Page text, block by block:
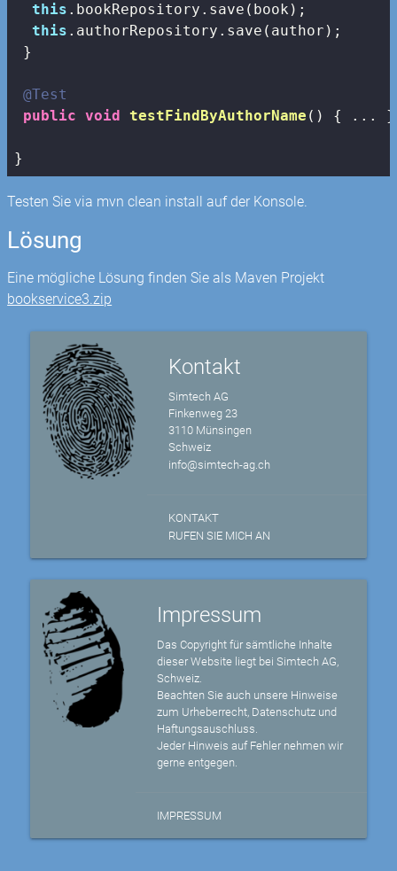
this .bookRepository.save(book);
this .authorRepository.save(author);
}
@Test
public void testFindByAuthorName () { ... }
}
Testen Sie via mvn clean install auf der Konsole.
Lösung
Eine mögliche Lösung finden Sie als Maven Projekt
bookservice3.zip
Kontakt
Simtech AG
Finkenweg 23
3110 Münsingen
Schweiz
info@simtech-ag.ch
KONTAKT
RUFEN SIE MICH AN
Impressum
Das Copyright für sämtliche Inhalte
dieser Website liegt bei Simtech AG,
Schweiz.
Beachten Sie auch unsere Hinweise
zum Urheberrecht, Datenschutz und
Haftungsauschluss.
Jeder Hinweis auf Fehler nehmen wir
gerne entgegen.
IMPRESSUM